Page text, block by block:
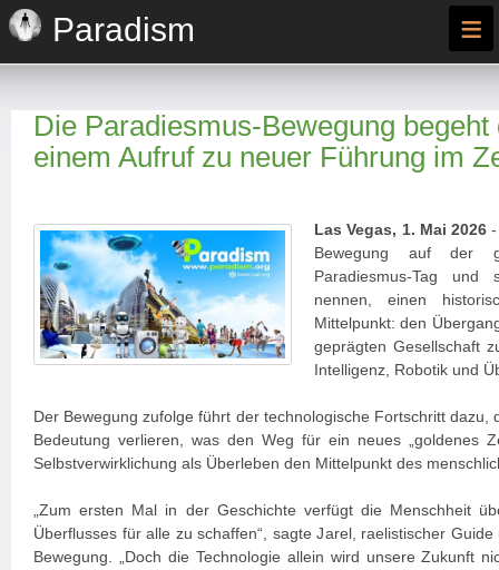
Paradism ≡
Die Paradiesmus-Bewegung
einem Aufruf zu neuer Führung im
Las Vegas, 1. Mai 2026
Bewegung auf der
Paradiesmus-Tag
nennen, einen
Mittelpunkt: den
geprägten Gesellschaft
Intelligenz, Robotik und
Der Bewegung zufolge führt der technologische Fortschritt dazu,
Bedeutung verlieren, was den Weg für ein neues „goldenes
Selbstverwirklichung als Überleben den Mittelpunkt des
„Zum ersten Mal in der Geschichte verfügt die Menschheit
Überflusses für alle zu schaffen“, sagte Jarel, raelistischer
Bewegung. „Doch die Technologie allein wird unsere Zukunft